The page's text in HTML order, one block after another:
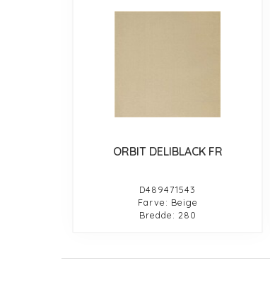
ORBIT DELIBLACK FR
D489471543
Farve: Beige
Bredde: 280